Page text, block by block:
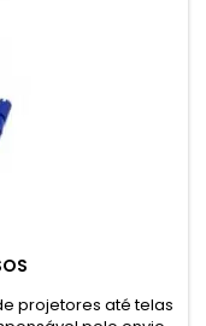
projetores até telas